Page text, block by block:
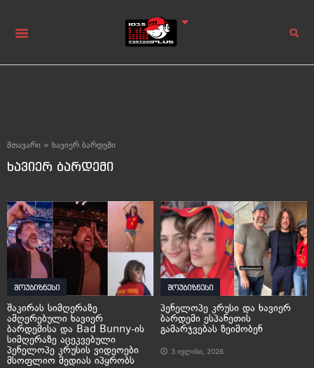
მთავარი » ხავიერ ბარდემი
ხავიერ ბარდემი
შოუბიზნესი
შაკირას სიმღერაზე
ამღერებული ხავიერ
ბარდემისა და Bad Bunny-ის
სიმღერაზე აცეკვებული
პენელოპე კრუსის ვიდეოები
მსოფლიო მედიას იპყრობს
შოუბიზნესი
პენელოპე კრუსი და ხავიერ
ბარდემი ესპანეთის
გამარჯვებას ზეიმობენ
3 ივლისი, 2026